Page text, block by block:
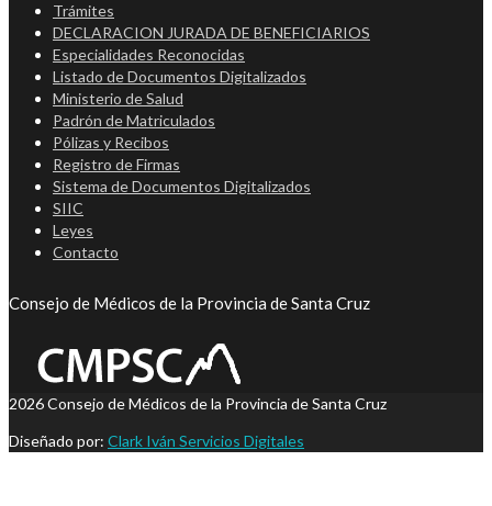
Trámites
DECLARACION JURADA DE BENEFICIARIOS
Especialidades Reconocidas
Listado de Documentos Digitalizados
Ministerio de Salud
Padrón de Matriculados
Pólizas y Recibos
Registro de Firmas
Sistema de Documentos Digitalizados
SIIC
Leyes
Contacto
Consejo de Médicos de la Provincia de Santa Cruz
2026 Consejo de Médicos de la Provincia de Santa Cruz
Diseñado por: Clark Iván Servicios Digitales